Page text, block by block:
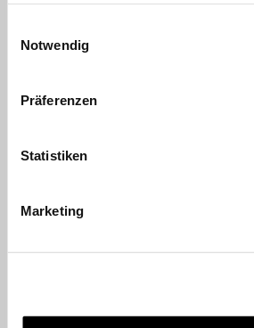
Notwendig
Präferenzen
Statistiken
Marketing
Adventskalender
Aufkleber Bogen
Aufkleber Bogen